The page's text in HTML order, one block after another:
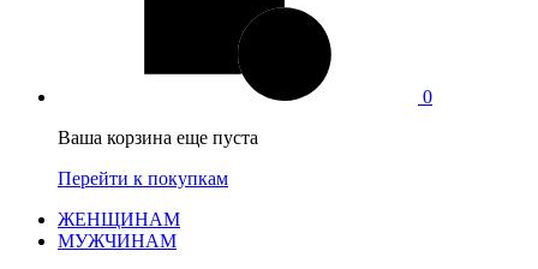
0
Ваша корзина еще пуста
Перейти к покупкам
ЖЕНЩИНАМ
МУЖЧИНАМ